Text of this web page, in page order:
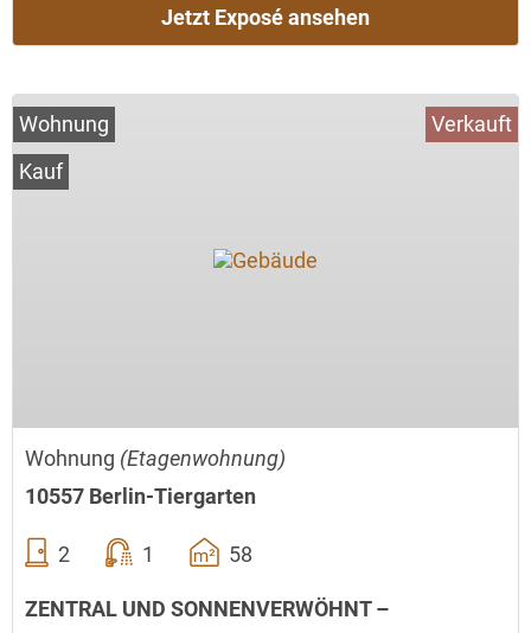
Jetzt Exposé ansehen
Wohnung
Kauf
Verkauft
Wohnung (Etagenwohnung)
10557 Berlin-Tiergarten
2 1 58
ZENTRAL UND SONNENVERWÖHNT –